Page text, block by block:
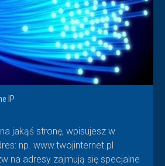
IP
jakąś stronę, wpisujesz w
np. www.twojinternet.pl
na adresy zajmują się specjalne